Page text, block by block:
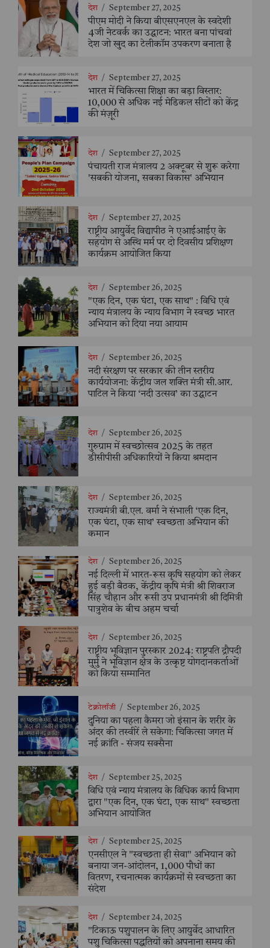
देश / September 27, 2025
पीएम मोदी ने किया बीएसएनएल के स्वदेशी
4जी नेटवर्क का उद्घाटन: भारत बना पांचवां
देश जो खुद का टेलीकॉम उपकरण बनाता है
देश / September 27, 2025
भारत में चिकित्सा शिक्षा का बड़ा विस्तार:
10,000 से अधिक नई मेडिकल सीटों को केंद्र
की मंज़ूरी
देश / September 27, 2025
पंचायती राज मंत्रालय 2 अक्टूबर से शुरू करेगा
'सबकी योजना, सबका विकास' अभियान
देश / September 27, 2025
राष्ट्रीय आयुर्वेद विद्यापीठ ने एआईआईए के
सहयोग से अस्थि मर्म पर दो दिवसीय प्रशिक्षण
कार्यक्रम आयोजित किया
देश / September 26, 2025
"एक दिन, एक घंटा, एक साथ" : विधि एवं
न्याय मंत्रालय के न्याय विभाग ने स्वच्छ भारत
अभियान को दिया नया आयाम
देश / September 26, 2025
नदी संरक्षण पर सरकार की तीन स्तरीय
कार्ययोजना: केंद्रीय जल शक्ति मंत्री सी.आर.
पाटिल ने किया ‘नदी उत्सव’ का उद्घाटन
देश / September 26, 2025
गुरुग्राम में स्वच्छोत्सव 2025 के तहत
डीसीपीसी अधिकारियों ने किया श्रमदान
देश / September 26, 2025
राज्यमंत्री बी.एल. वर्मा ने संभाली ‘एक दिन,
एक घंटा, एक साथ’ स्वच्छता अभियान की
कमान
देश / September 26, 2025
नई दिल्ली में भारत-रूस कृषि सहयोग को लेकर
हुई बड़ी बैठक, केंद्रीय कृषि मंत्री श्री शिवराज
सिंह चौहान और रूसी उप प्रधानमंत्री श्री दिमित्री
पात्रुशेव के बीच अहम चर्चा
देश / September 26, 2025
राष्ट्रीय भूविज्ञान पुरस्कार 2024: राष्ट्रपति द्रौपदी
मुर्मु ने भूविज्ञान क्षेत्र के उत्कृष्ट योगदानकर्ताओं
को किया सम्मानित
टेक्नोलॉजी / September 26, 2025
दुनिया का पहला कैमरा जो इंसान के शरीर के
अंदर की तस्वीरें ले सकेगा: चिकित्सा जगत में
नई क्रांति - संजय सक्सैना
देश / September 25, 2025
विधि एवं न्याय मंत्रालय के विधिक कार्य विभाग
द्वारा "एक दिन, एक घंटा, एक साथ" स्वच्छता
अभियान आयोजित
देश / September 25, 2025
एनसीएल ने "स्वच्छता ही सेवा" अभियान को
बनाया जन-आंदोलन, 1,000 पौधों का
वितरण, रचनात्मक कार्यक्रमों से स्वच्छता का
संदेश
देश / September 24, 2025
"टिकाऊ पशुपालन के लिए आयुर्वेद आधारित
पशु चिकित्सा पद्धतियों को अपनाना समय की